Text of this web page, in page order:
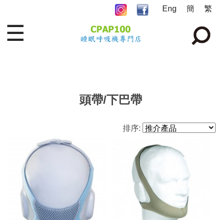
Eng 簡 繁
☰
頭帶/下巴帶
排序: